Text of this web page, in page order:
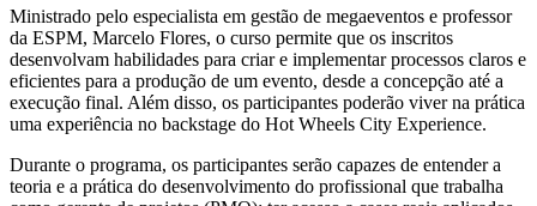
Ministrado pelo especialista em gestão de megaeventos e professor
da ESPM, Marcelo Flores, o curso permite que os inscritos
desenvolvam habilidades para criar e implementar processos claros e
eficientes para a produção de um evento, desde a concepção até a
execução final. Além disso, os participantes poderão viver na prática
uma experiência no backstage do Hot Wheels City Experience.
Durante o programa, os participantes serão capazes de entender a
teoria e a prática do desenvolvimento do profissional que trabalha